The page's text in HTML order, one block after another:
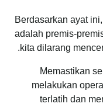
Berdasarkan ayat
adalah premis-
kita dilarang
3- Memastikan
melakukan
terlatih dan